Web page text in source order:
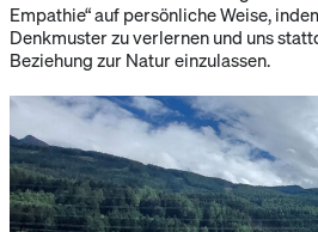
Empathie“ auf persönliche Weise,
Denkmuster zu verlernen und uns
Beziehung zur Natur einzulassen.